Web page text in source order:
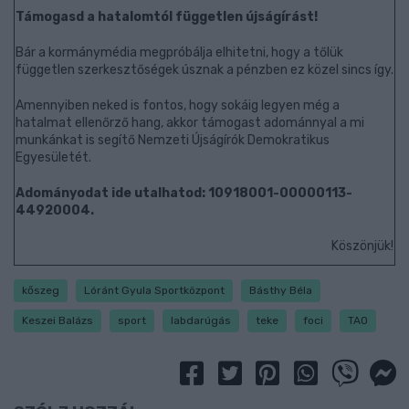
Támogasd a hatalomtól független újságírást!
Bár a kormánymédia megpróbálja elhitetni, hogy a tőlük
független szerkesztőségek úsznak a pénzben ez közel sincs így.
Amennyiben neked is fontos, hogy sokáig legyen még a
hatalmat ellenőrző hang, akkor támogast adománnyal a mi
munkánkat is segítő Nemzeti Újságírók Demokratikus
Egyesületét.
Adományodat ide utalhatod: 10918001-00000113-
44920004.
Köszönjük!
kőszeg Lóránt Gyula Sportközpont Básthy Béla
Keszei Balázs sport labdarúgás teke foci TAO